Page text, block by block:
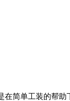
简单工装的帮